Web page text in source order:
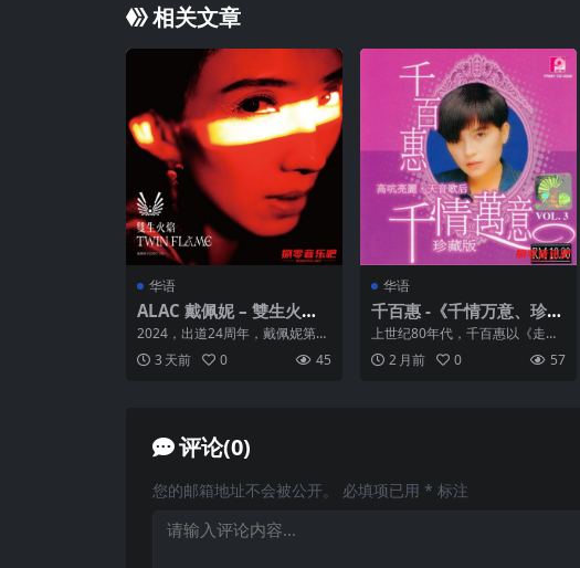
相关文章
华语
ALAC 戴佩妮 – 雙生火焰
(2024)
2024，出道24周年，戴佩妮第1
4张个人概念专辑《双生火焰 TW
IN FLAM...
3 天前 0 45
华语
千百惠 -《千情万意、珍藏
版》3CD 2005年 风格唱
片 WAV 整轨
上世纪80年代，千百惠以《走过
咖啡屋》《想你的时候》等金曲
风靡海峡两岸及东南亚，...
2 月前 0 57
评论(0)
您的邮箱地址不会被公开。 必填项已用 * 标注